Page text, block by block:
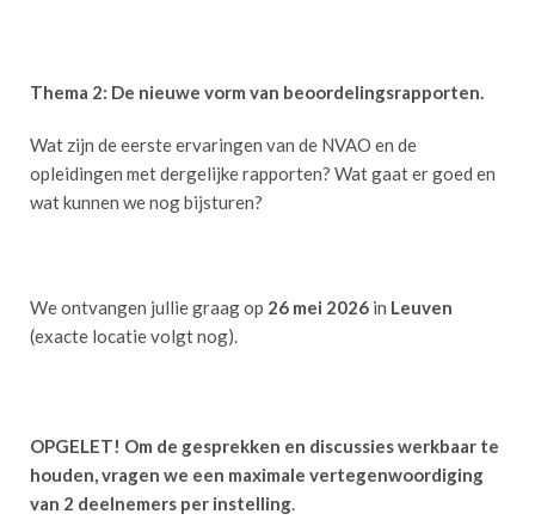
Thema 2: De nieuwe vorm van beoordelingsrapporten.
Wat zijn de eerste ervaringen van de NVAO en de
opleidingen met dergelijke rapporten? Wat gaat er goed en
wat kunnen we nog bijsturen?
We ontvangen jullie graag op 26 mei 2026 in Leuven
(exacte locatie volgt nog).
OPGELET! Om de gesprekken en discussies werkbaar te
houden, vragen we een maximale vertegenwoordiging
van 2 deelnemers per instelling.